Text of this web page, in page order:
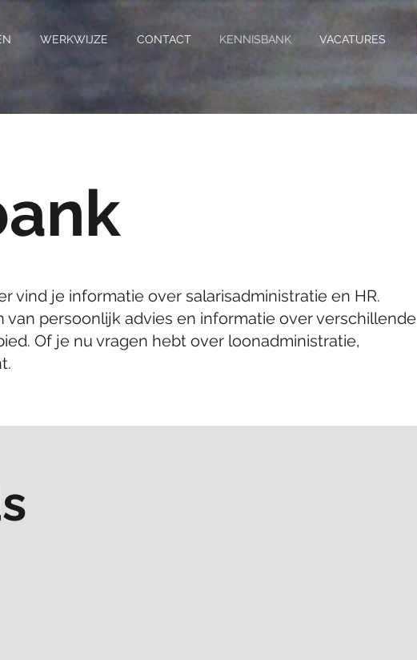
WERKWIJZE CONTACT KENNISBANK VACATURES
vind je informatie over salarisadministratie en HR.
van persoonlijk advies en informatie over verschillende
Of je nu vragen hebt over loonadministratie,